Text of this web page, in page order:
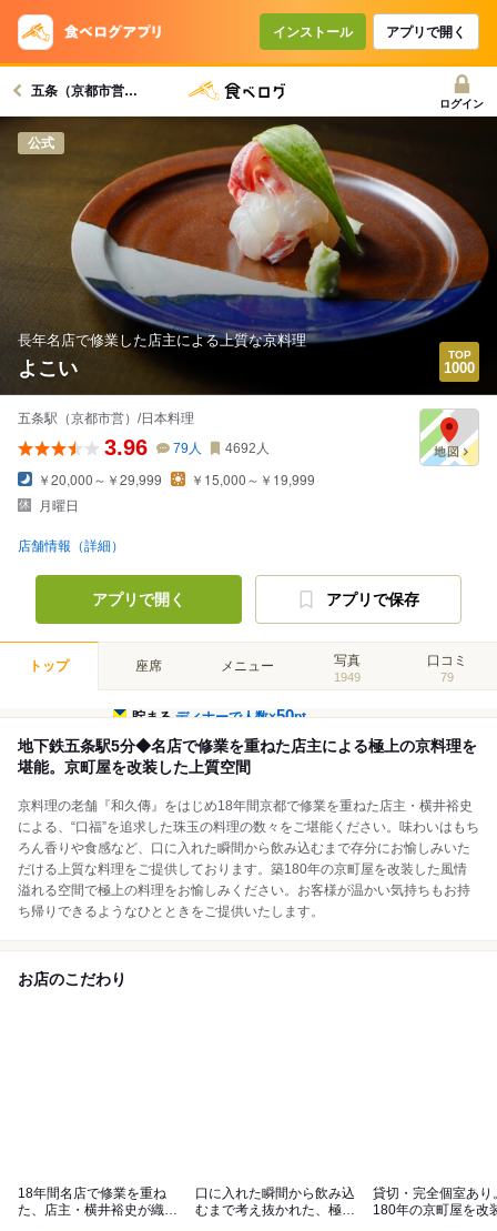
インストール アプリで開く
五条（京都市営）駅グルメへ
ログイン
公式
長年名店で修業した店主による上質な京料理
よこい
五条駅（京都市営）/日本料理
3.96 79人 4692 人
￥20,000～￥29,999
￥15,000～￥19,999
月曜日
店舗情報（詳細）
アプリで開く アプリで保存
トップ 座席 メニュー 写真
1949
口コミ
79
貯まるディナーで人数×50pt
地下鉄五条駅5分◆名店で修業を重ねた店主による極上の京料理を
堪能。京町屋を改装した上質空間
京料理の老舗『和久傳』をはじめ18年間京都で修業を重ねた店主・横井裕史
による、“口福”を追求した珠玉の料理の数々をご堪能ください。味わいはもち
ろん香りや食感など、口に入れた瞬間から飲み込むまで存分にお愉しみいた
だける上質な料理をご提供しております。築180年の京町屋を改装した風情
溢れる空間で極上の料理をお愉しみください。お客様が温かい気持ちもお持
ち帰りできるようなひとときをご提供いたします。
お店のこだわり
18年間名店で修業を重ね
た、店主・横井裕史が織り
口に入れた瞬間から飲み込
むまで考え抜かれた、極上
貸切・完全個室あり
180年の京町屋を改